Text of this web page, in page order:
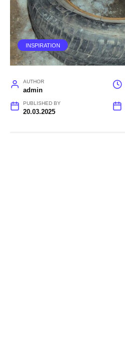
INSPIRATION
AUTHOR
admin
PUBLISHED BY
20.03.2025